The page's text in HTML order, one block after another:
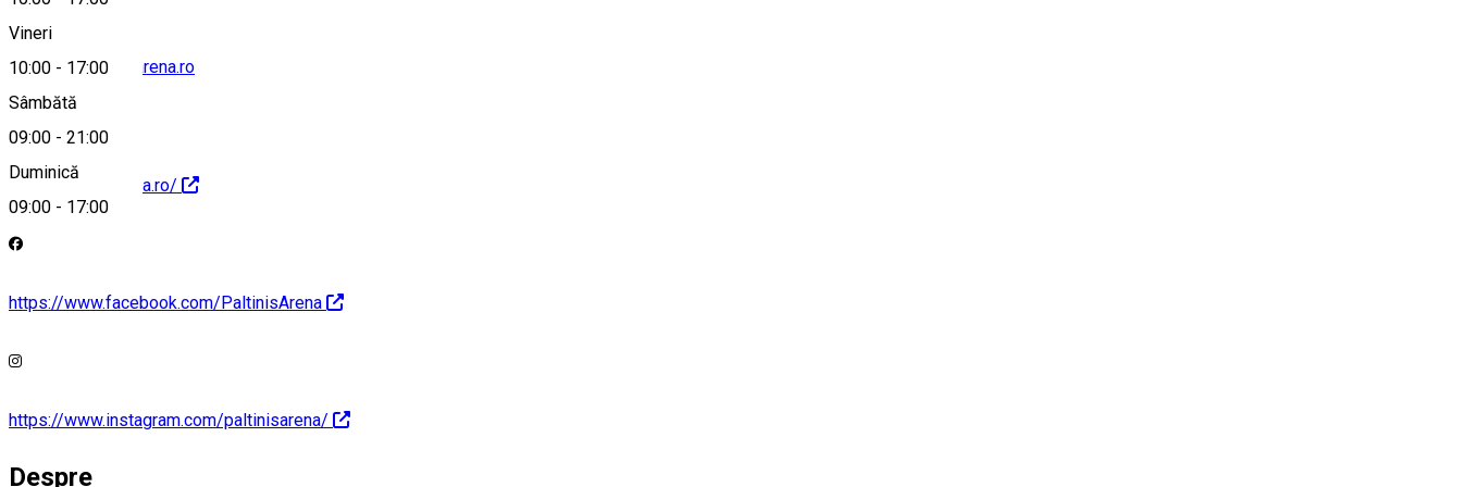
Vineri
10:00 - 17:00
Sâmbătă
09:00 - 21:00
Duminică
09:00 - 17:00
contact@paltinisarena.ro
http://paltinisarena.ro/
https://www.facebook.com/PaltinisArena
https://www.instagram.com/paltinisarena/
Despre